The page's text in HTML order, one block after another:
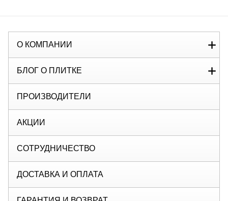
О КОМПАНИИ
БЛОГ О ПЛИТКЕ
ПРОИЗВОДИТЕЛИ
АКЦИИ
СОТРУДНИЧЕСТВО
ДОСТАВКА И ОПЛАТА